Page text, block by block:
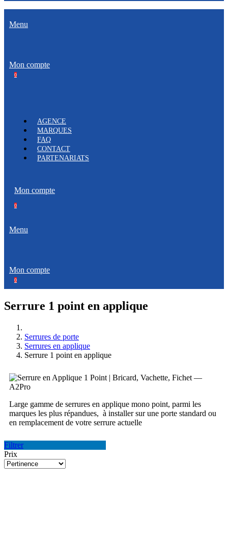
Menu
Mon compte
0
AGENCE
MARQUES
FAQ
CONTACT
PARTENARIATS
Mon compte
0
Menu
Mon compte
0
Serrure 1 point en applique
Serrures de porte
Serrures en applique
Serrure 1 point en applique
Large gamme de serrures en applique mono point, parmi les
marques les plus répandues, à installer sur une porte standard ou
en remplacement de votre serrure actuelle
Filtrer
Prix